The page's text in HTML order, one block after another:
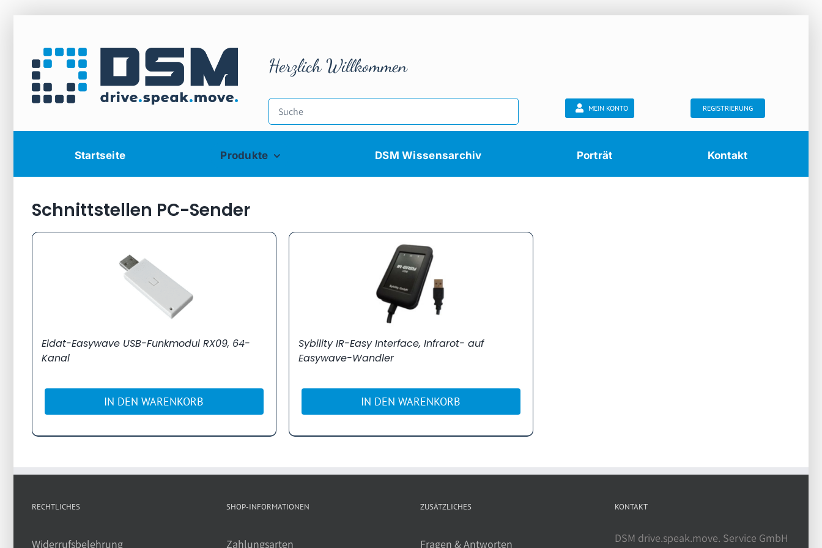
Herzlich Willkommen
MEIN KONTO REGISTRIERUNG
Startseite Produkte DSM Wissensarchiv Porträt Kontakt
Schnittstellen PC-Sender
Eldat-Easywave USB-Funkmodul RX09, 64-
Kanal
IN DEN WARENKORB
Sybility IR-Easy Interface, Infrarot- auf
Easywave-Wandler
IN DEN WARENKORB
RECHTLICHES
Widerrufsbelehrung
SHOP-INFORMATIONEN
Zahlungsarten
ZUSÄTZLICHES
Fragen & Antworten
KONTAKT
DSM drive.speak.move. Service GmbH